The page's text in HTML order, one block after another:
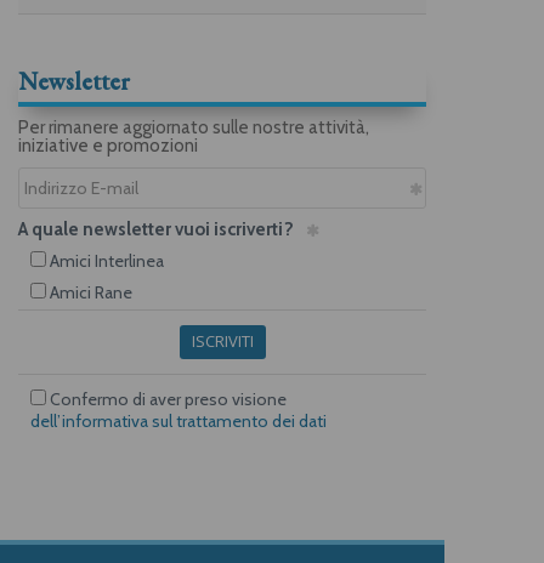
Newsletter
Per rimanere aggiornato sulle nostre attività,
iniziative e promozioni
A quale newsletter vuoi iscriverti?
Amici Interlinea
Amici Rane
ISCRIVITI
Confermo di aver preso visione
dell’informativa sul trattamento dei dati